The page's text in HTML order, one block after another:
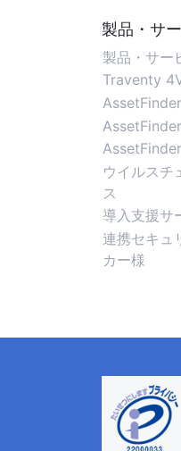
製品・サ
製品・サー
Traventy
AssetFinder
ウイルスチ
ス
導入支援サ
連携セキュ
カー様